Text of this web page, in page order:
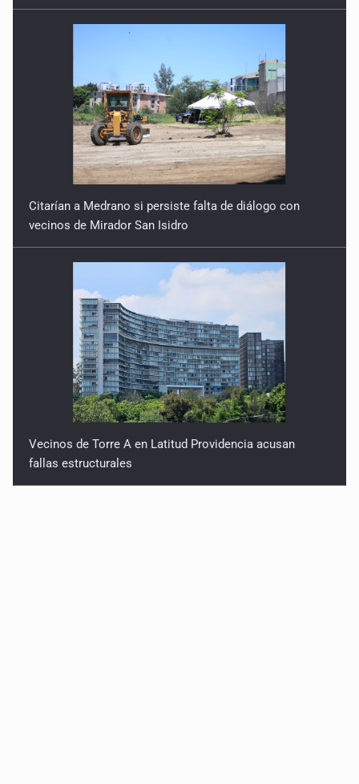
Citarían a Medrano si persiste falta de diálogo con
vecinos de Mirador San Isidro
Vecinos de Torre A en Latitud Providencia acusan
fallas estructurales